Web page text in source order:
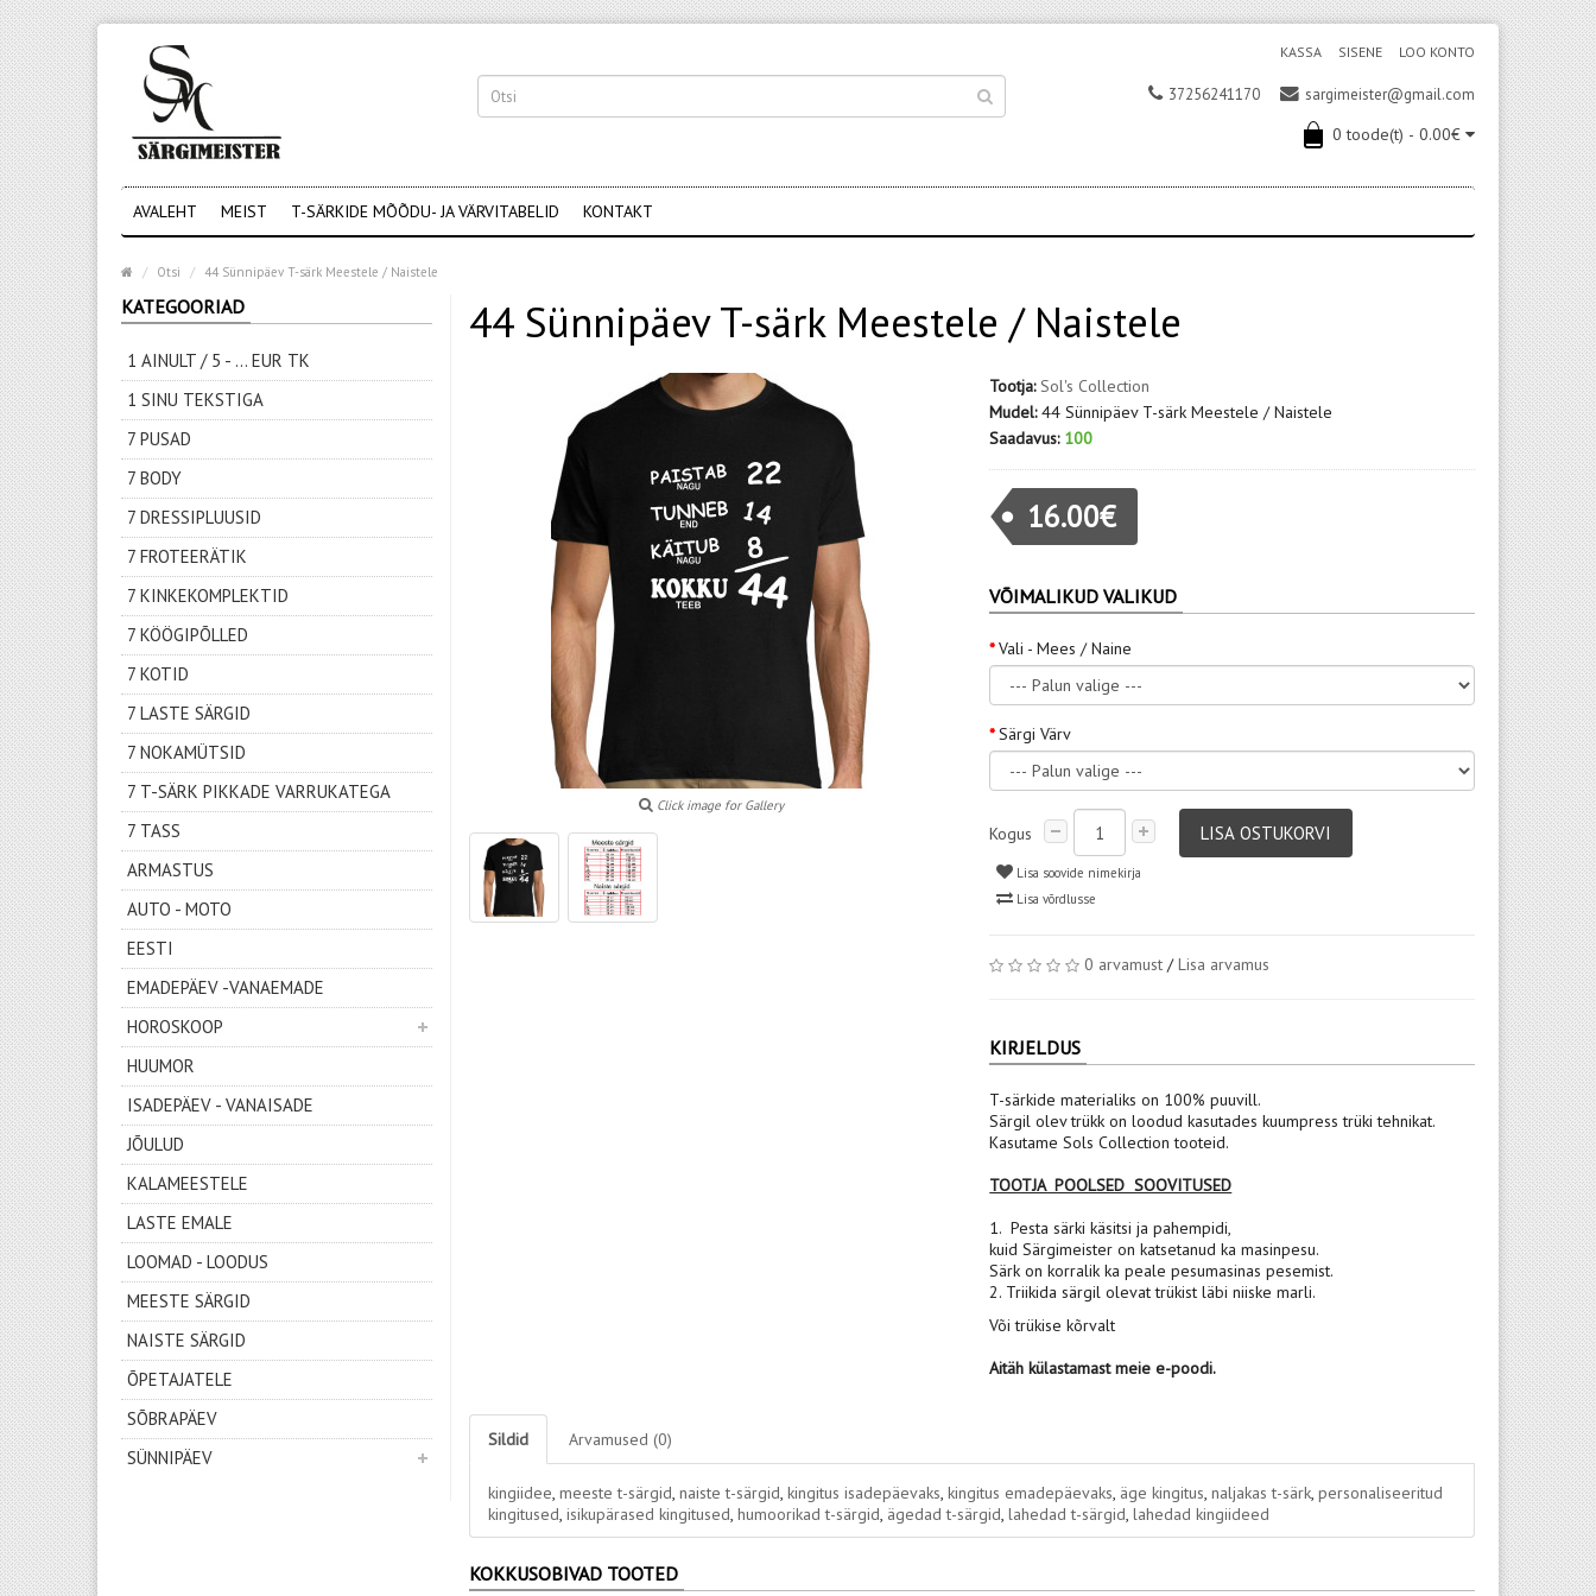
SISENE LOO KONTO
KASSA
37256241170 sargimeister@gmail.com
0 toode(t) - 0.00€
AVALEHT MEIST T-SÄRKIDE MÕÕDU- JA VÄRVITABELID KONTAKT
Otsi 44 Sünnipäev T-särk Meestele / Naistele
KATEGOORIAD
1 AINULT / 5 - ... EUR TK
1 SINU TEKSTIGA
7 PUSAD
7 BODY
7 DRESSIPLUUSID
7 FROTEERÄTIK
7 KINKEKOMPLEKTID
7 KÖÖGIPÕLLED
7 KOTID
7 LASTE SÄRGID
7 NOKAMÜTSID
7 T-SÄRK PIKKADE VARRUKATEGA
7 TASS
ARMASTUS
AUTO - MOTO
EESTI
EMADEPÄEV -VANAEMADE
HOROSKOOP
HUUMOR
ISADEPÄEV - VANAISADE
JÕULUD
KALAMEESTELE
LASTE EMALE
LOOMAD - LOODUS
MEESTE SÄRGID
NAISTE SÄRGID
ÕPETAJATELE
SÕBRAPÄEV
SÜNNIPÄEV
44 Sünnipäev T-särk Meestele / Naistele
Click image for Gallery
Tootja: Sol's Collection
Mudel: 44 Sünnipäev T-särk Meestele / Naistele
Saadavus: 100
16.00€
VÕIMALIKUD VALIKUD
Vali - Mees / Naine
Särgi Värv
Kogus LISA OSTUKORVI
Lisa soovide nimekirja
Lisa võrdlusse
0 arvamust /Lisa arvamus
KIRJELDUS
T-särkide materialiks on 100% puuvill.
Särgil olev trükk on loodud kasutades kuumpress trüki tehnikat.
Kasutame Sols Collection tooteid.
TOOTJA POOLSED SOOVITUSED
1. Pesta särki käsitsi ja pahempidi,
kuid Särgimeister on katsetanud ka masinpesu.
Särk on korralik ka peale pesumasinas pesemist.
2. Triikida särgil olevat trükist läbi niiske marli.
Või trükise kõrvalt
Aitäh külastamast meie e-poodi.
Sildid Arvamused (0)
kingiidee, meeste t-särgid, naiste t-särgid, kingitus isadepäevaks, kingitus emadepäevaks, äge kingitus, naljakas t-särk, personaliseeritud
kingitused, isikupärased kingitused, humoorikad t-särgid, ägedad t-särgid, lahedad t-särgid, lahedad kingiideed
KOKKUSOBIVAD TOOTED